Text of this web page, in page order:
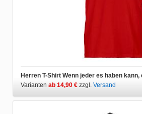
Varianten ab 14,90 € zzgl. Versand